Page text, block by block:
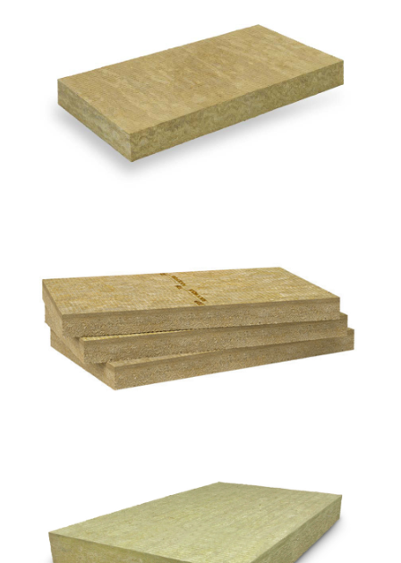
Acoustic 225 Plus
ROCKWOOL
Frontrock Max E
ROCKWOOL
Durock Energy
ROCKWOOL